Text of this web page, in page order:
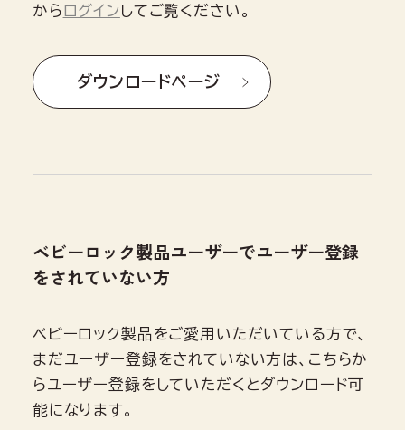
からログイン してご覧ください。
ダウンロードページ
ベビーロック製品ユーザーでユーザー登録
をされていない方
ベビーロック製品をご愛用いただいている方で、
まだユーザー登録をされていない方は、こちらか
らユーザー登録をしていただくとダウンロード可
能になります。